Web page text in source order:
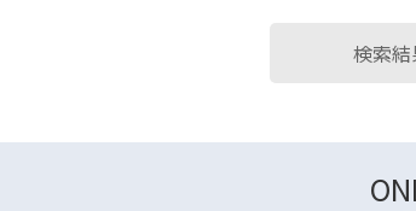
検索